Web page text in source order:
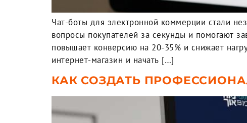
Чат-боты для электронной коммерции стали
вопросы покупателей за секунды и помогают
повышает конверсию на 20-35% и снижает
интернет-магазин и начать […]
КАК СОЗДАТЬ